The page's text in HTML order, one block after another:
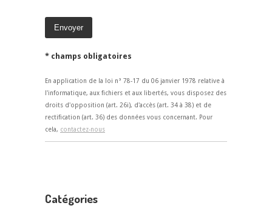
* champs obligatoires
En application de la loi n° 78-17 du 06 janvier 1978 relative à
l'informatique, aux fichiers et aux libertés, vous disposez des
droits d'opposition (art. 26i), d'accès (art. 34 à 38) et de
rectification (art. 36) des données vous concernant. Pour
cela, contactez-nous
Catégories